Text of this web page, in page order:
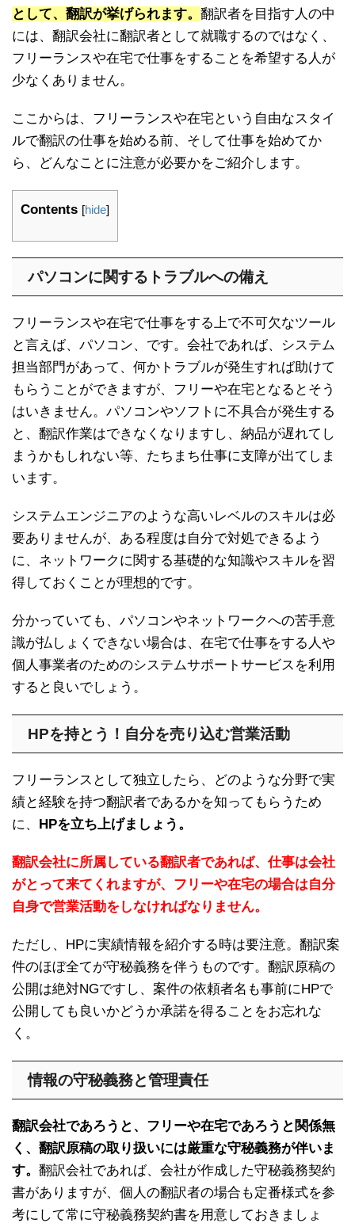
として、翻訳が挙げられます。 翻訳者を目指す人の中
には、翻訳会社に翻訳者として就職するのではなく、
フリーランスや在宅で仕事をすることを希望する人が
少なくありません。
ここからは、フリーランスや在宅という自由なスタイ
ルで翻訳の仕事を始める前、そして仕事を始めてか
ら、どんなことに注意が必要かをご紹介します。
Contents [hide]
パソコンに関するトラブルへの備え
フリーランスや在宅で仕事をする上で不可欠なツール
と言えば、パソコン、です。会社であれば、システム
担当部門があって、何かトラブルが発生すれば助けて
もらうことができますが、フリーや在宅となるとそう
はいきません。パソコンやソフトに不具合が発生する
と、翻訳作業はできなくなりますし、納品が遅れてし
まうかもしれない等、たちまち仕事に支障が出てしま
います。
システムエンジニアのような高いレベルのスキルは必
要ありませんが、ある程度は自分で対処できるよう
に、ネットワークに関する基礎的な知識やスキルを習
得しておくことが理想的です。
分かっていても、パソコンやネットワークへの苦手意
識が払しょくできない場合は、在宅で仕事をする人や
個人事業者のためのシステムサポートサービスを利用
すると良いでしょう。
HPを持とう！自分を売り込む営業活動
フリーランスとして独立したら、どのような分野で実
績と経験を持つ翻訳者であるかを知ってもらうため
に、 HPを立ち上げましょう。
翻訳会社に所属している翻訳者であれば、仕事は会社
がとって来てくれますが、フリーや在宅の場合は自分
自身で営業活動をしなければなりません。
ただし、HPに実績情報を紹介する時は要注意。翻訳案
件のほぼ全てが守秘義務を伴うものです。翻訳原稿の
公開は絶対NGですし、案件の依頼者名も事前にHPで
公開しても良いかどうか承諾を得ることをお忘れな
く。
情報の守秘義務と管理責任
翻訳会社であろうと、フリーや在宅であろうと関係無
く、翻訳原稿の取り扱いには厳重な守秘義務が伴いま
す。 翻訳会社であれば、会社が作成した守秘義務契約
書がありますが、個人の翻訳者の場合も定番様式を参
考にして常に守秘義務契約書を用意しておきましょ